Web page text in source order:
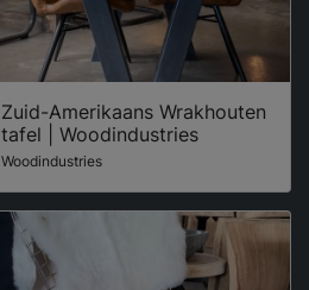
Zuid-Amerikaans Wrakhouten
tafel | Woodindustries
Woodindustries